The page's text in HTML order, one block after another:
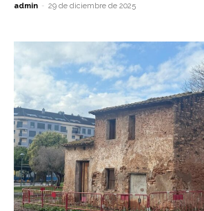
admin - 29 de diciembre de 2025